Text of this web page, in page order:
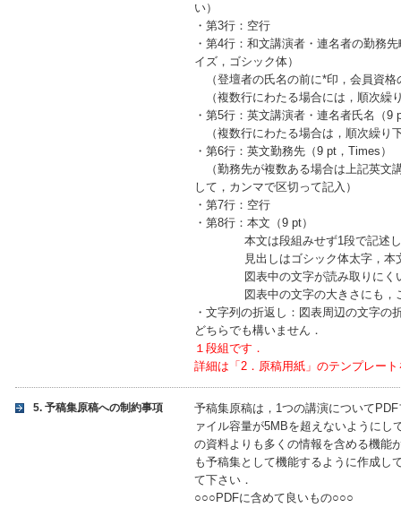
い）
・第3行：空行
・第4行：和文講演者・連名者の勤務
イズ，ゴシック体）
（登壇者の氏名の前に*印，会員資格
（複数行にわたる場合には，順次繰
・第5行：英文講演者・連名者氏名（9
（複数行にわたる場合は，順次繰り
・第6行：英文勤務先（9 pt，Times）
（勤務先が複数ある場合は上記英文
して，カンマで区切って記入）
・第7行：空行
・第8行：本文（9 pt）
本文は段組みせず1段で記述し
見出しはゴシック体太字，本文
図表中の文字が読み取りにくい
図表中の文字の大きさにも，ご
・文字列の折返し：図表周辺の文字の
どちらでも構いません．
１段組です．
詳細は「2．原稿用紙」のテンプレー
5. 予稿集原稿への制約事項
予稿集原稿は，1つの講演について
ァイル容量が5MBを超えないようにし
の資料よりも多くの情報を含める機能
も予稿集として機能するように作成し
て下さい．
○○○PDFに含めて良いもの○○○